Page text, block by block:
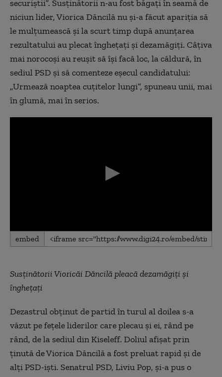
securiștii”. Susținătorii n-au fost băgați în seamă de
niciun lider, Viorica Dăncilă nu și-a făcut apariția să
le mulțumească și la scurt timp după anunțarea
rezultatului au plecat înghețați și dezamăgiți. Câțiva
mai norocoși au reușit să își facă loc, la căldură, în
sediul PSD și să comenteze eșecul candidatului:
„Urmează noaptea cuțitelor lungi”, spuneau unii, mai
în glumă, mai în serios.
0
seconds
embed
Susținătorii Vioricăi Dăncilă pleacă dezamăgiți și
înghețați
Dezastrul obținut de partid în turul al doilea s-a
văzut pe fețele liderilor care plecau și ei, rând pe
rând, de la sediul din Kiseleff. Doliul afișat prin
ținută de Viorica Dăncilă a fost preluat rapid și de
alți PSD-iști. Senatrul PSD, Liviu Pop, și-a pus o